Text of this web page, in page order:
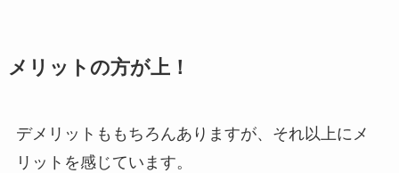
メリットの方が上！
デメリットももちろんありますが、それ以上にメ
リットを感じています。